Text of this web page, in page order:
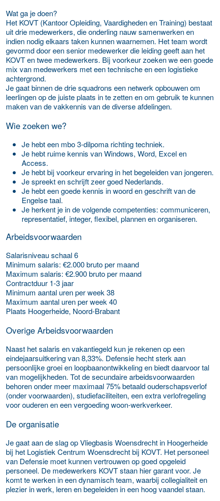
Wat ga je doen?
Het KOVT (Kantoor Opleiding, Vaardigheden en Training) bestaat
uit drie medewerkers, die onderling nauw samenwerken en
indien nodig elkaars taken kunnen waarnemen. Het team wordt
gevormd door een senior medewerker die leiding geeft aan het
KOVT en twee medewerkers. Bij voorkeur zoeken we een goede
mix van medewerkers met een technische en een logistieke
achtergrond.
Je gaat binnen de drie squadrons een netwerk opbouwen om
leerlingen op de juiste plaats in te zetten en om gebruik te kunnen
maken van de vakkennis van de diverse afdelingen.
Wie zoeken we?
Je hebt een mbo 3-dilpoma richting techniek.
Je hebt ruime kennis van Windows, Word, Excel en
Access.
Je hebt bij voorkeur ervaring in het begeleiden van jongeren.
Je spreekt en schrijft zeer goed Nederlands.
Je hebt een goede kennis in woord en geschrift van de
Engelse taal.
Je herkent je in de volgende competenties: communiceren,
representatief, integer, flexibel, plannen en organiseren.
Arbeidsvoorwaarden
Salarisniveauschaal 6
Minimum salaris: €2.000 bruto per maand
Maximum salaris: €2.900 bruto per maand
Contractduur 1-3 jaar
Minimum aantal uren per week 38
Maximum aantal uren per week 40
Plaats Hoogerheide, Noord-Brabant
Overige Arbeidsvoorwaarden
Naast het salaris en vakantiegeld kun je rekenen op een
eindejaarsuitkering van 8,33%. Defensie hecht sterk aan
persoonlijke groei en loopbaanontwikkeling en biedt daarvoor tal
van mogelijkheden. Tot de secundaire arbeidsvoorwaarden
behoren onder meer maximaal 75% betaald ouderschapsverlof
(onder voorwaarden), studiefaciliteiten, een extra verlofregeling
voor ouderen en een vergoeding woon-werkverkeer.
De organisatie
Je gaat aan de slag op Vliegbasis Woensdrecht in Hoogerheide
bij het Logistiek Centrum Woensdrecht bij KOVT. Het personeel
van Defensie moet kunnen vertrouwen op goed opgeleid
personeel. De medewerkers KOVT staan hier garant voor. Je
komt te werken in een dynamisch team, waarbij collegialiteit en
plezier in werk, leren en begeleiden in een hoog vaandel staan.